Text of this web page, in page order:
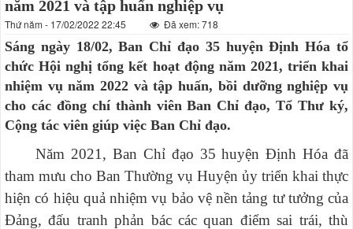
năm 2021 và tập huấn nghiệp vụ
Thứ năm - 17/02/2022 22:45 Đã xem: 718
Sáng ngày 18/02, Ban Chỉ đạo 35 huyện Định Hóa tổ
chức Hội nghị tổng kết hoạt động năm 2021, triển khai
nhiệm vụ năm 2022 và tập huấn, bồi dưỡng nghiệp vụ
cho các đồng chí thành viên Ban Chỉ đạo, Tổ Thư ký,
Cộng tác viên giúp việc Ban Chỉ đạo.
Năm 2021, Ban Chỉ đạo 35 huyện Định Hóa đã
tham mưu cho Ban Thường vụ Huyện ủy triển khai thực
hiện có hiệu quả nhiệm vụ bảo vệ nền tảng tư tưởng của
Đảng, đấu tranh phản bác các quan điểm sai trái, thù